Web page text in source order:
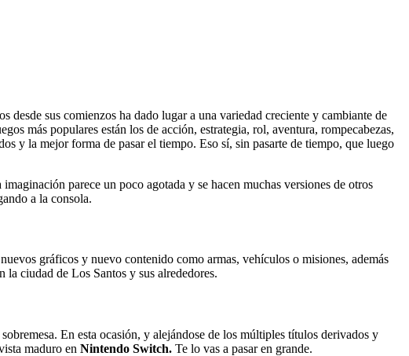
sus comienzos ha dado lugar a una variedad creciente y cambiante de
más populares están los de acción, estrategia, rol, aventura, rompecabezas,
y la mejor forma de pasar el tiempo. Eso sí, sin pasarte de tiempo, que luego
parece un poco agotada y se hacen muchas versiones de otros
a la consola.
gráficos y nuevo contenido como armas, vehículos o misiones, además
la ciudad de Los Santos y sus alrededores.
En esta ocasión, y alejándose de los múltiples títulos derivados y
maduro en Nintendo Switch. Te lo vas a pasar en grande.